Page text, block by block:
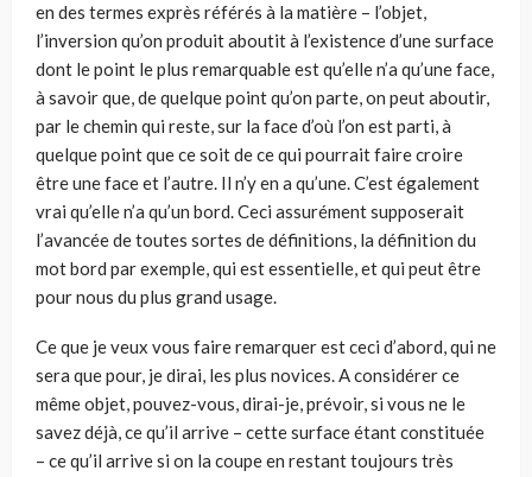
en des termes exprès référés à la matiè­re – l’objet,
l’inversion qu’on produit aboutit à l’existence d’une surface
dont le point le plus remarquable est qu’elle n’a qu’une face,
à savoir que, de quelque point qu’on parte, on peut aboutir,
par le chemin qui reste, sur la face d’où l’on est parti, à
quelque point que ce soit de ce qui pourrait faire croi­re
être une face et l’autre. Il n’y en a qu’une. C’est également
vrai qu’elle n’a qu’un bord. Ceci assurément suppose­rait
l’avancée de toutes sortes de défini­tions, la définition du
mot bord par exemple, qui est essentielle, et qui peut être
pour nous du plus grand usage.
Ce que je veux vous faire remarquer est ceci d’abord, qui ne
sera que pour, je dirai, les plus novices. A considérer ce
même objet, pouvez-vous, dirai-je, pré­voir, si vous ne le
savez déjà, ce qu’il arrive – cette surface étant constituée
– ce qu’il arrive si on la coupe en res­tant toujours très